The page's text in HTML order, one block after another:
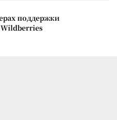
поддержки